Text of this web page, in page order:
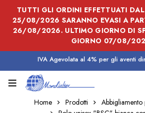
TUTTI GLI ORDINI EFFETTUATI
25/08/2026 SARANNO EVASI A
26/08/2026. ULTIMO GIORNO DI
GIORNO 07/08/
IVA Agevolata al 4% per gli aventi
Home Prodotti
Abbigliamento